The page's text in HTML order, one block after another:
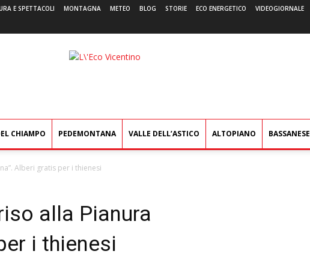
E SPETTACOLI MONTAGNA METEO BLOG STORIE ECO ENERGETICO VIDEOGIORNALE
L'Eco
CHIAMPO PEDEMONTANA VALLE DELL’ASTICO ALTOPIANO BASSANESE
Alberi gratis per i thienesi
alla Pianura
i thienesi